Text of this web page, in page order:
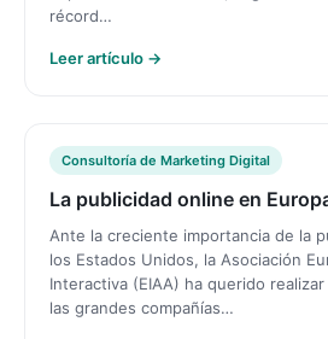
récord…
Leer artículo →
Consultoría de Marketing Digital
La publicidad online en
Ante la creciente importancia de la
los Estados Unidos, la Asociación
Interactiva (EIAA) ha querido
las grandes compañías…